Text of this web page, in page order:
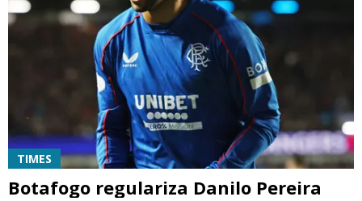
TIMES
Botafogo regulariza Danilo Pereira